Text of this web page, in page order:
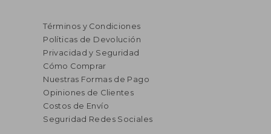
Términos y Condiciones
Políticas de Devolución
Privacidad y Seguridad
Cómo Comprar
Nuestras Formas de Pago
Opiniones de Clientes
Costos de Envío
Seguridad Redes Sociales